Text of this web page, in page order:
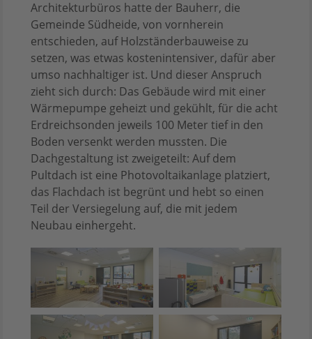
Architekturbüros hatte der Bauherr, die
Gemeinde Südheide, von vornherein
entschieden, auf Holzständerbauweise zu
setzen, was etwas kostenintensiver, dafür aber
umso nachhaltiger ist. Und dieser Anspruch
zieht sich durch: Das Gebäude wird mit einer
Wärmepumpe geheizt und gekühlt, für die acht
Erdreichsonden jeweils 100 Meter tief in den
Boden versenkt werden mussten. Die
Dachgestaltung ist zweigeteilt: Auf dem
Pultdach ist eine Photovoltaikanlage platziert,
das Flachdach ist begrünt und hebt so einen
Teil der Versiegelung auf, die mit jedem
Neubau einhergeht.